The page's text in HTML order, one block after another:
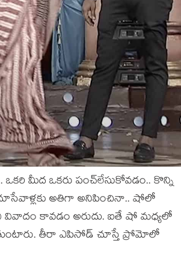
మీద ఒక‌రు పంచ్‌లేసుకోవ‌డం.. కొన్ని
అతిగా అనిపించినా.. షోలో
వివాదం కావ‌డం అరుదు. ఐతే షో మ‌ధ్య‌లో
తీరా ఎపిసోడ్ చూస్తే ప్రోమోలో